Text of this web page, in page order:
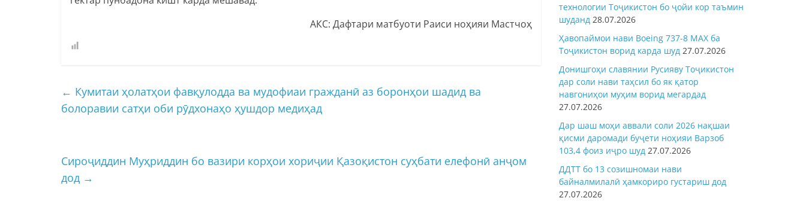
АКС: Дафтари матбуоти Раиси ноҳияи Мастчоҳ
← Кумитаи ҳолатҳои фавқулодда ва мудофиаи гражданӣ аз боронҳои шадид ва
болоравии сатҳи оби рӯдхонаҳо ҳушдор медиҳад
Сироҷиддин Муҳриддин бо вазири корҳои хориҷии Қазоқистон суҳбати елефонӣ анҷом
дод →
технологии Тоҷикистон бо ҷойи кор таъмин
шуданд 28.07.2026
Ҳавопаймои нави Boeing 737-8 MAX ба
Тоҷикистон ворид карда шуд 27.07.2026
Донишгоҳи славянии Русияву Тоҷикистон
дар соли нави таҳсил бо як қатор
навгониҳои муҳим ворид мегардад
27.07.2026
Дар шаш моҳи аввали соли 2026 нақшаи
қисми даромади буҷети ноҳияи Варзоб
103,4 фоиз иҷро шуд 27.07.2026
ДДТТ бо 13 созишномаи нави
байналмилалӣ ҳамкориро густариш дод
27.07.2026